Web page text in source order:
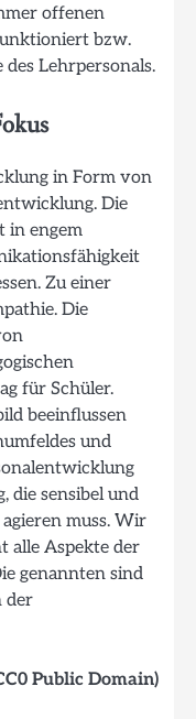
offenen
bzw.
Lehrpersonals.
in Form von
Die
in engem
Zu einer
Die
für Schüler.
beeinflussen
und
die sensibel und
muss. Wir
alle Aspekte der
genannten sind
der
Public Domain)